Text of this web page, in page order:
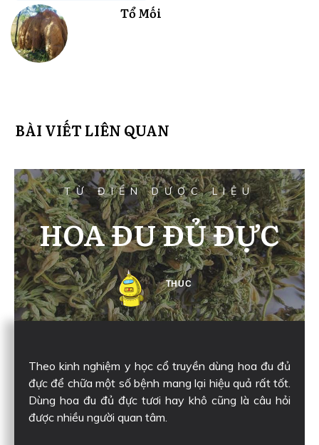
Tổ Mối
BÀI VIẾT LIÊN QUAN
TỪ ĐIỂN DƯỢC LIỆU
HOA ĐU ĐỦ ĐỰC
THUC
Theo kinh nghiệm y học cổ truyền dùng hoa đu đủ
đực để chữa một số bệnh mang lại hiệu quả rất tốt.
Dùng hoa đu đủ đực tươi hay khô cũng là câu hỏi
được nhiều người quan tâm.